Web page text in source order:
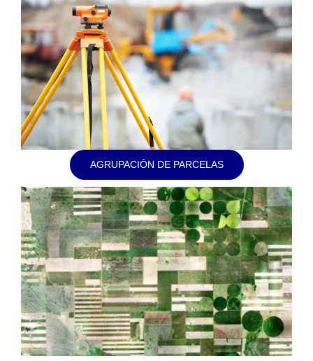
AGRUPACIÓN DE PARCELAS